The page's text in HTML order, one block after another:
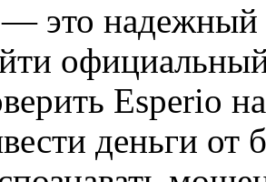
это надежный
Esperio
деньги от